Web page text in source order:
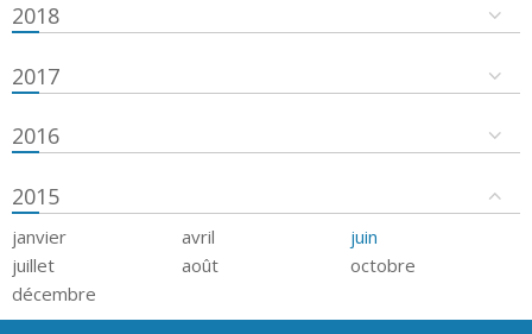
2018
2017
2016
2015
janvier avril
juin
juillet
août
octobre
décembre